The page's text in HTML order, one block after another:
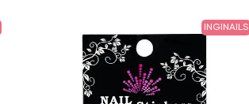
INGINAILS